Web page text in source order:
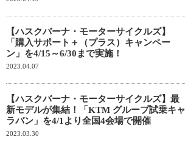
【ハスクバーナ・モーターサイクルズ】
「購入サポート＋（プラス）キャンペー
ン」を4/15～6/30まで実施！
2023.04.07
【ハスクバーナ・モーターサイクルズ】最
新モデルが集結！「KTM グループ試乗キャ
ラバン」を4/1より全国4会場で開催
2023.03.30